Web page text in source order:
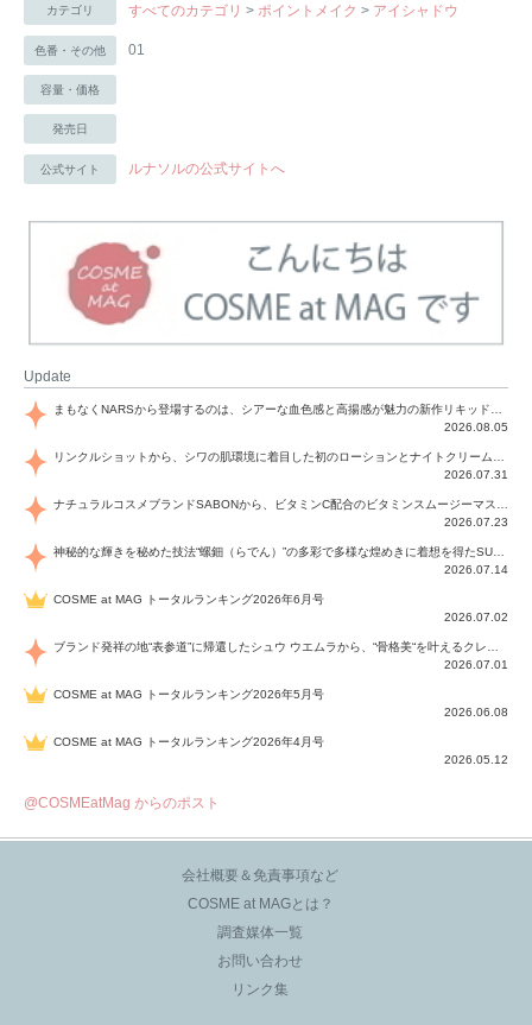
カテゴリ すべてのカテゴリ > ポイントメイク > アイシャドウ
色番・その他 01
容量・価格
発売日
公式サイト ルナソルの公式サイトへ
Update
2026.08.05
2026.07.31
2026.07.23
2026.07.14
COSME at MAG トータルランキング2026年6月号
2026.07.02
2026.07.01
COSME at MAG トータルランキング2026年5月号
2026.06.08
COSME at MAG トータルランキング2026年4月号
2026.05.12
@COSMEatMag からのポスト
会社概要＆免責事項など
COSME at MAGとは？
調査媒体一覧
お問い合わせ
リンク集